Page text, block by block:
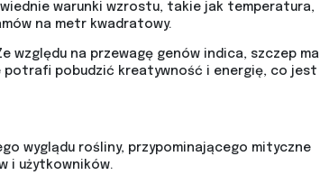
warunki wzrostu, takie jak temperatura,
na metr kwadratowy.
względu na przewagę genów indica, szczep ma
potrafi pobudzić kreatywność i energię, co jest
wyglądu rośliny, przypominającego mityczne
i użytkowników.